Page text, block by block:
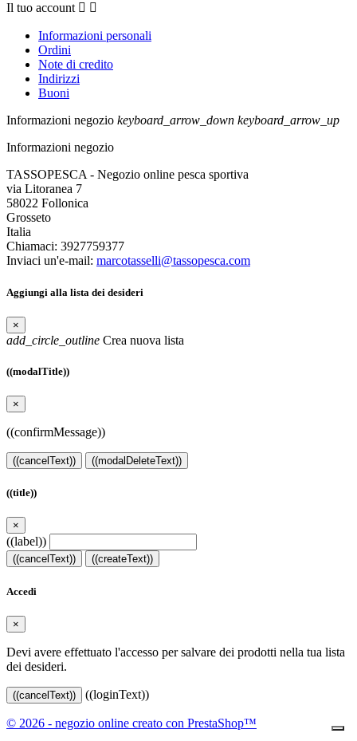
Il tuo account  
Informazioni personali
Ordini
Note di credito
Indirizzi
Buoni
Informazioni negozio keyboard_arrow_down keyboard_arrow_up
Informazioni negozio
TASSOPESCA - Negozio online pesca sportiva
via Litoranea 7
58022 Follonica
Grosseto
Italia
Chiamaci: 3927759377
Inviaci un'e-mail: marcotasselli@tassopesca.com
Aggiungi alla lista dei desideri
×
add_circle_outline Crea nuova lista
((modalTitle))
×
((confirmMessage))
((cancelText)) ((modalDeleteText))
((title))
×
((label))
((cancelText)) ((createText))
Accedi
×
Devi avere effettuato l'accesso per salvare dei prodotti nella tua lista
dei desideri.
((cancelText)) ((loginText))
© 2026 - negozio online creato con PrestaShop™